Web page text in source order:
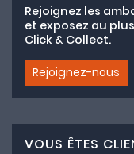
Rejoignez les
et exposez au
Click & Collect.
Rejoignez-nous
VOUS ÊTES